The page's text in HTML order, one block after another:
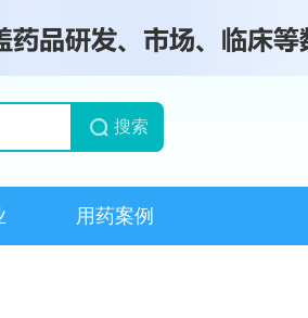
搜索
用药案例